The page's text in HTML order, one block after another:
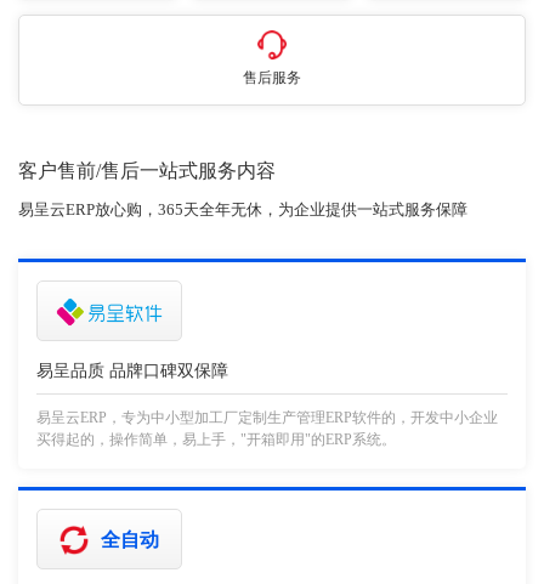
售后服务
客户售前/售后一站式服务内容
易呈云ERP放心购，365天全年无休，为企业提供一站式服务保障
易呈品质 品牌口碑双保障
易呈云ERP，专为中小型加工厂定制生产管理ERP软件的，开发中小企业
买得起的，操作简单，易上手，"开箱即用"的ERP系统。
全自动